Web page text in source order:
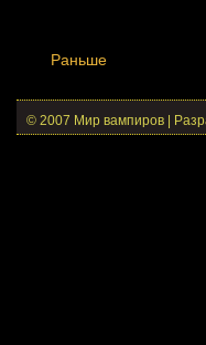
Раньше
© 2007 Мир вампиров |